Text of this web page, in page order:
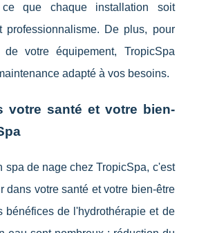
que chaque installation soit
professionnalisme. De plus, pour
votre équipement, TropicSpa
adapté à vos besoins.
votre santé et votre bien-
spa de nage chez TropicSpa, c'est
dans votre santé et votre bien-être
bénéfices de l'hydrothérapie et de